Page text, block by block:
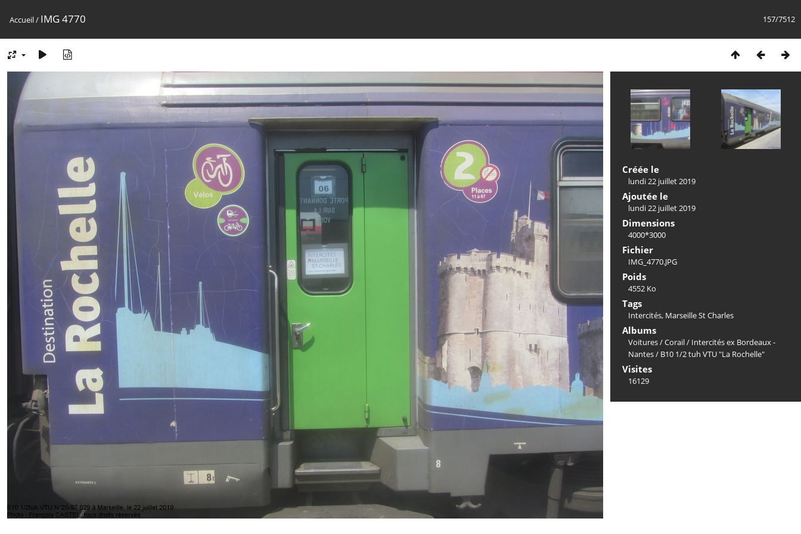
157/7512
Accueil/ IMG 4770
Créée le
lundi 22 juillet 2019
Ajoutée le
lundi 22 juillet 2019
Dimensions
4000*3000
Fichier
IMG_4770.JPG
Poids
4552 Ko
Tags
Intercités, Marseille St Charles
Albums
Voitures/Corail/ Intercités ex Bordeaux -
Nantes/ B10 1/2 tuh VTU "La Rochelle"
Visites
16129